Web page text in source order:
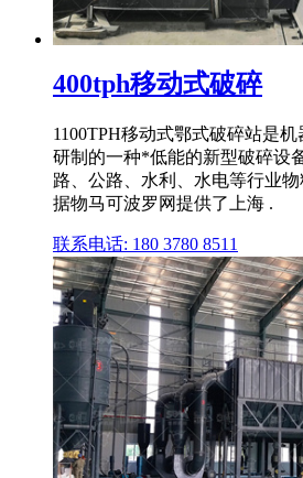
400tph移动式破碎
1100TPH移动式鄂式破碎站是
研制的一种*低能的新型破碎设
路、公路、水利、水电等行业
据物马可波罗网提供了上海 .
联系电话: 180 3780 8511